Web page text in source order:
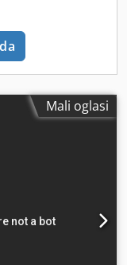
Mali oglasi